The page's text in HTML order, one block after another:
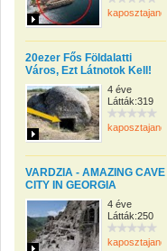
kaposztajanos
20ezer Fős Földalatti
Város, Ezt Látnotok Kell!
4 éve
Látták:319
kaposztajanos
VARDZIA - AMAZING CAVE
CITY IN GEORGIA
4 éve
Látták:250
kaposztajanos